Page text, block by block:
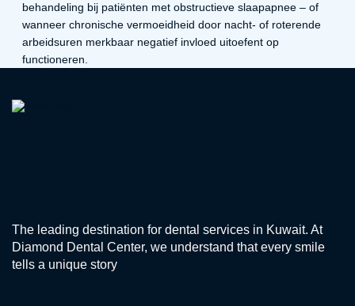
behandeling bij patiënten met obstructieve slaapapnee – of
wanneer chronische vermoeidheid door nacht- of roterende
arbeidsuren merkbaar negatief invloed uitoefent op
functioneren.
The leading destination for dental services in Kuwait. At
Diamond Dental Center, we understand that every smile
tells a unique story